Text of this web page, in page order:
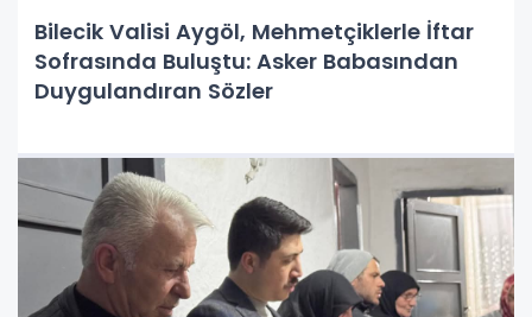
Bilecik Valisi Aygöl, Mehmetçiklerle İftar
Sofrasında Buluştu: Asker Babasından
Duygulandıran Sözler